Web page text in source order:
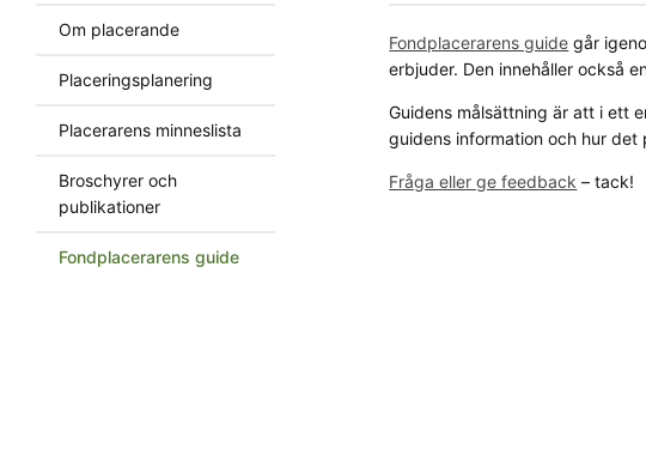
Om placerande
Placeringsplanering
Placerarens minneslista
Broschyrer och
publikationer
Fondplacerarens guide
Fondplacerarens guide går
erbjuder. Den innehåller också
Guidens målsättning är att i ett
guidens information och hur
Fråga eller ge feedback – tack!